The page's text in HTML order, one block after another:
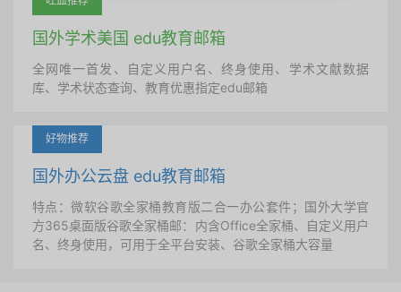
国外学术美国 edu教育邮箱
全网唯一首发、自定义用户名、终身使用、学术文献数据
库、学术状态查询、教育优惠指定edu邮箱
好物推荐
国外办公云盘 edu教育邮箱
特点：微软谷歌全家桶教育版二合一办公套件；国外大学官
方365桌面版谷歌全家桶邮：内含Office全家桶、自定义用户
名、终身使用，可用于全平台安装、谷歌全家桶大容量